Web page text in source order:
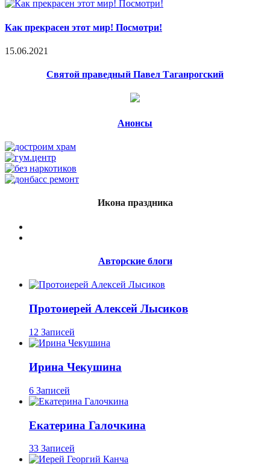
Как прекрасен этот мир! Посмотри!
15.06.2021
Святой праведный Павел Таганрогский
Анонсы
Икона праздника
Авторские блоги
Протоиерей Алексей Лысиков
12 Записей
Ирина Чекушина
6 Записей
Екатерина Галочкина
33 Записей